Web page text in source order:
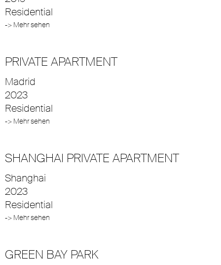
Residential
-> Mehr sehen
PRIVATE APARTMENT
Madrid
2023
Residential
-> Mehr sehen
SHANGHAI PRIVATE APARTMENT
Shanghai
2023
Residential
-> Mehr sehen
GREEN BAY PARK